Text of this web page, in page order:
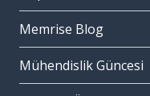
Memrise Blog
Mühendislik Güncesi